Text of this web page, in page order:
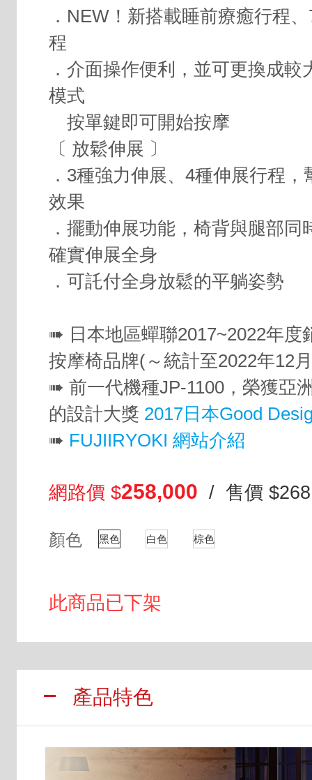
．NEW！新搭載睡前療癒行程
程
．介面操作便利，並可更換成較
模式
按單鍵即可開始按摩
〔 放鬆伸展 〕
．3種強力伸展、4種伸展行程，
效果
．擺動伸展功能，椅背與腿部同
確實伸展全身
．可託付全身放鬆的平躺姿勢
➠ 日本地區蟬聯2017~2022年度
按摩椅品牌(～統計至2022年12
➠ 前一代機種JP-1100，榮獲亞
的設計大獎 2017日本Good
➠ FUJIIRYOKI 網站介紹
網路價 $258,000 / 售價
顏色 黑色 白色 棕色
此商品已下架
產品特色